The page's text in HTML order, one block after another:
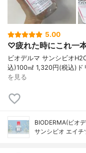
5.00
♡疲れた時にこれ一
ビオデルマ サンシビオ
込)100㎖ 1,320円(税込)ド
を見る
BIODERMA(ビオ
サンシビオ エイチ